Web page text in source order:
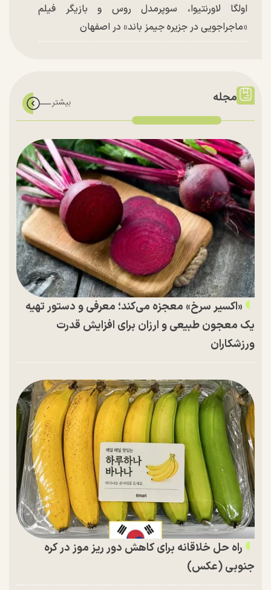
اولگا لاورنتیوا، سوپرمدل روس و بازیگر فیلم
«ماجراجویی در جزیره جیمز باند» در اصفهان
مجله
«اکسیر سرخ» معجزه می‌کند؛ معرفی و دستور تهیه
یک معجون طبیعی و ارزان برای افزایش قدرت
ورزشکاران
راه حل خلاقانه برای کاهش دور ریز موز در کره
جنوبی (عکس)